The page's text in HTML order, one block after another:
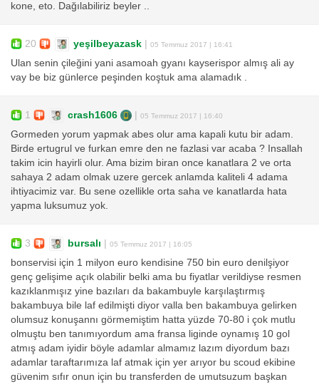
kone, eto. Dağılabiliriz beyler ..
20 yeşilbeyazask 05 Temmuz 2017 | 16:41
Ulan senin çileğini yani asamoah gyanı kayserispor almış ali ay
vay be biz günlerce peşinden koştuk ama alamadık .
1 crash1606 05 Temmuz 2017 | 16:40
Gormeden yorum yapmak abes olur ama kapali kutu bir adam.
Birde ertugrul ve furkan emre den ne fazlasi var acaba ? Insallah
takim icin hayirli olur. Ama bizim biran once kanatlara 2 ve orta
sahaya 2 adam olmak uzere gercek anlamda kaliteli 4 adama
ihtiyacimiz var. Bu sene ozellikle orta saha ve kanatlarda hata
yapma luksumuz yok.
3 bursalı 05 Temmuz 2017 | 16:05
bonservisi için 1 milyon euro kendisine 750 bin euro denilşiyor
genç gelişime açık olabilir belki ama bu fiyatlar verildiyse resmen
kazıklanmışız yine bazıları da bakambuyle karşılaştırmış
bakambuya bile laf edilmişti diyor valla ben bakambuya gelirken
olumsuz konuşannı görmemiştim hatta yüzde 70-80 i çok mutlu
olmuştu ben tanımıyordum ama fransa liginde oynamış 10 gol
atmış adam iyidir böyle adamlar almamız lazım diyordum bazı
adamlar taraftarımıza laf atmak için yer arıyor bu scoud ekibine
güvenim sıfır onun için bu transferden de umutsuzum başkan